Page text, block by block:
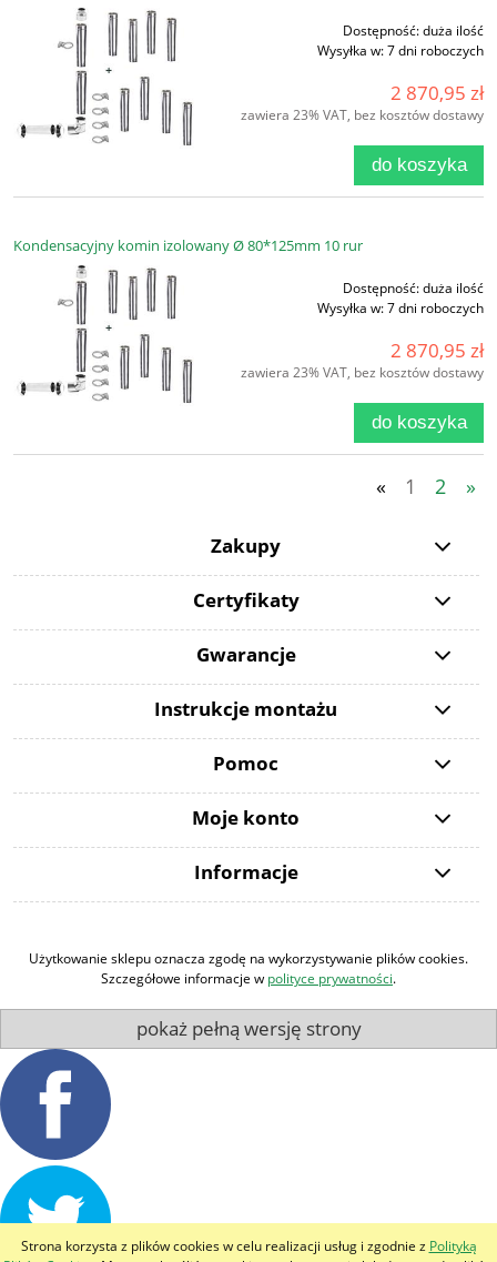
Strona korzysta z plików cookies w celu realizacji usług i zgodnie z Polityką
Dostępność:duża ilość
Wysyłka w:7 dni roboczych
2 870,95 zł
zawiera 23% VAT, bez kosztów dostawy
do koszyka
Kondensacyjny komin izolowany Ø 80*125mm 10 rur
Dostępność:duża ilość
Wysyłka w:7 dni roboczych
2 870,95 zł
zawiera 23% VAT, bez kosztów dostawy
do koszyka
« 1 2 »
Zakupy
Certyfikaty
Gwarancje
Instrukcje montażu
Pomoc
Moje konto
Informacje
Użytkowanie sklepu oznacza zgodę na wykorzystywanie plików cookies.
Szczegółowe informacje w polityce prywatności.
pokaż pełną wersję strony